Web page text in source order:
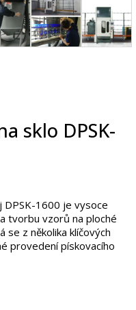
sklo DPSK-
DPSK-1600 je vysoce
tvorbu vzorů na ploché
se z několika klíčových
provedení pískovacího